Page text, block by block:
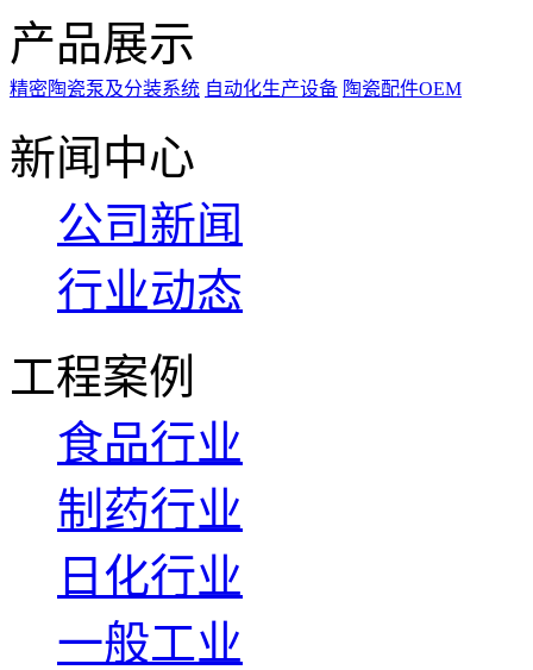
产品展示
精密陶瓷泵及分装系统 自动化生产设备 陶瓷配件OEM
新闻中心
公司新闻
行业动态
工程案例
食品行业
制药行业
日化行业
一般工业